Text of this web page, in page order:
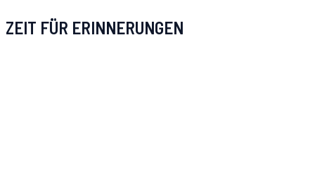
ZEIT FÜR ERINNERUNGEN